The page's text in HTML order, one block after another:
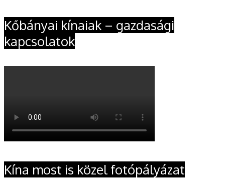
Kőbányai kínaiak – gazdasági
kapcsolatok
Kína most is közel fotópályázat